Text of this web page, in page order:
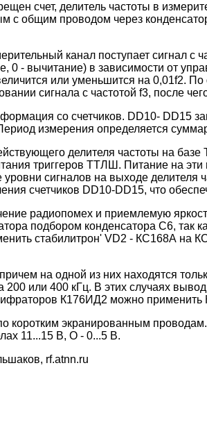
счет, делитель частоты в
общим проводом через
канал поступает сигнал с
- вычитание) в зависимости от
или уменьшится на 0,01f2.
сигнала с частотой f3, после
со счетчиков. DD10- DD15
измерения определяется
делителя частоты на
триггеров ТТЛШ. Питание на
сигналов на выходе делителя
счетчиков DD10-DD15, что
радиопомех и приемлемую
подбором конденсатора С6, так
стабилитрон' VD2 - КС168А
на одной из них находятся
или 400 кГц. В этих случаях
К176ИД2 можно применить
коротким экранированным
11...15 В, О - 0...5 В.
rf.atnn.ru